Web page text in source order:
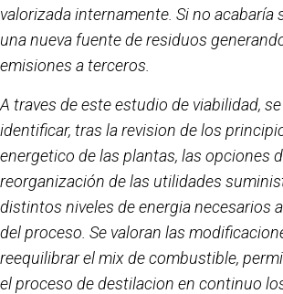
valorizada internamente. Si no acabaría
una nueva fuente de residuos
emisiones a terceros.
A traves de este estudio de viabilidad,
identificar, tras la revision de los
energetico de las plantas, las opciones
reorganización de las utilidades
distintos niveles de energia necesarios
del proceso. Se valoran las
reequilibrar el mix de combustible,
el proceso de destilacion en continuo